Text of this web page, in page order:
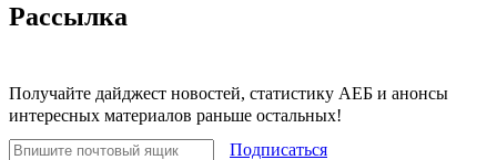
Рассылка
Получайте дайджест новостей, статистику АЕБ и анонсы
интересных материалов раньше остальных!
Подписаться